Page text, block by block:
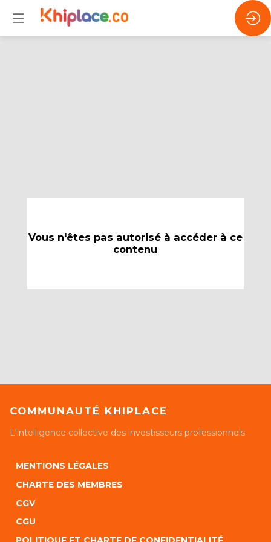
Vous n'êtes pas autorisé à accéder à ce
contenu
COMMUNAUTÉ KHIPLACE
L'intelligence collective des investisseurs professionnels
MENTIONS LÉGALES
CHARTE DES MEMBRES
CGV
CGU